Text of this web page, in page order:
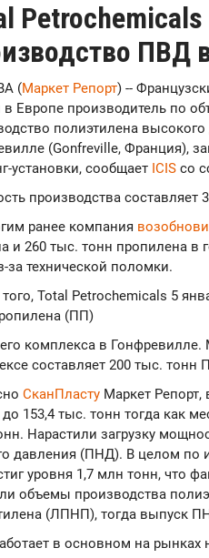
ПВД
(Маркет Репорт) --
в Европе производитель по
полиэтилена
(Gonfreville, Франция),
установки, сообщает ICIS со
производства составляет
ранее компания
и 260 тыс. тонн пропилена в
за технической поломки.
Total Petrochemicals 5
(ПП)
комплекса в
составляет 200 тыс. тонн
СканПласту Маркет
153,4 тыс. тонн тогда как
Нарастили загрузку
давления (ПНД). В целом по
уровня 1,7 млн тонн, что
объемы производства
(ЛПНП), тогда выпуск
в основном на рынках